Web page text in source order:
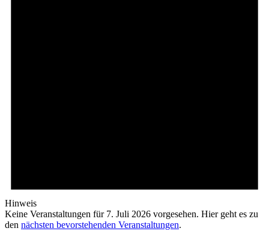
Hinweis
Keine Veranstaltungen für 7. Juli 2026 vorgesehen. Hier geht es zu
den nächsten bevorstehenden Veranstaltungen.